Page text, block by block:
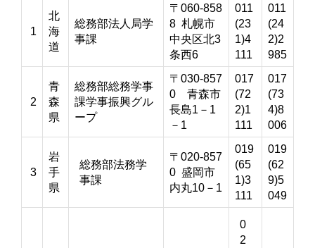
1
北
海
道
総務部法人局学
事課
〒060-858
8 札幌市
中央区北3
条西6
011
(23
1)4
111
011
(24
2)2
985
2
青
森
県
総務部総務学事
課学事振興グル
ープ
〒030-857
0 青森市
長島1－1
－1
017
(72
2)1
111
017
(73
4)8
006
3
岩
手
県
総務部法務学
事課
〒020-857
0 盛岡市
内丸10－1
019
(65
1)3
111
019
(62
9)5
049
0
2